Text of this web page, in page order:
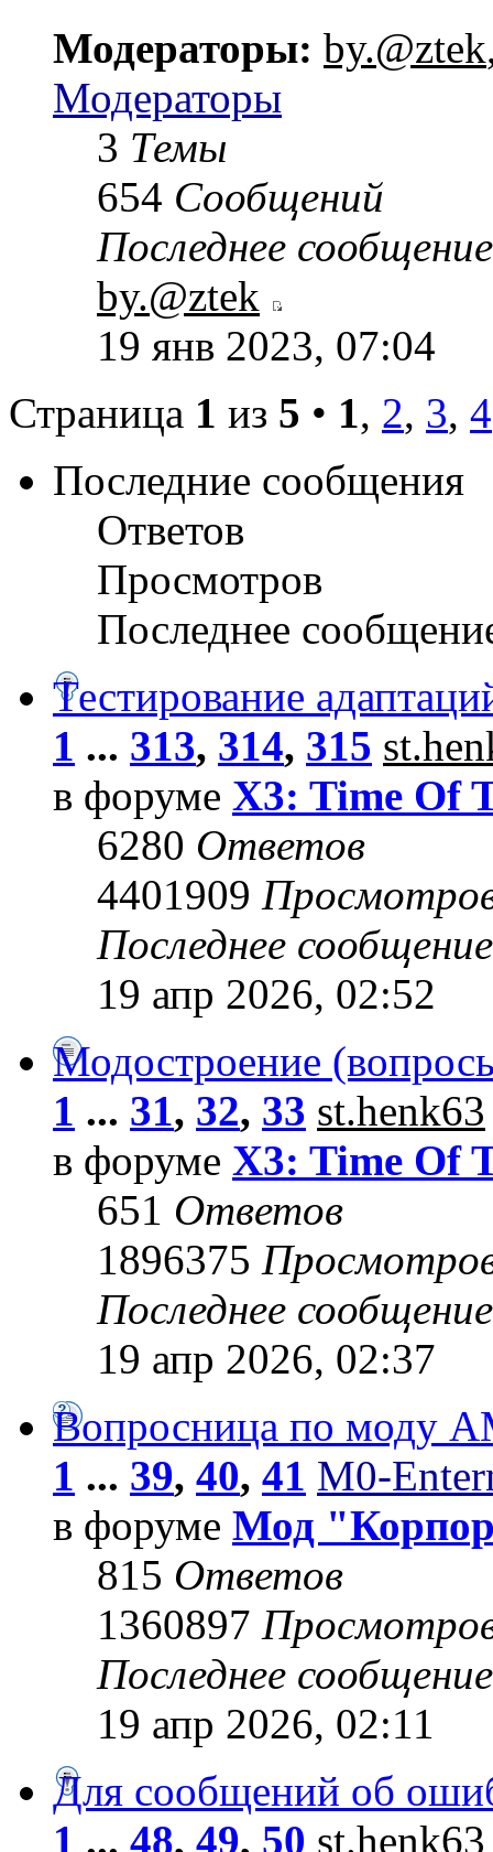
Модераторы: by.@ztek
Модераторы
3 Темы
654 Сообщений
Последнее сообщение
by.@ztek
19 янв 2023, 07:04
Страница 1 из 5 • 1, 2, 3, 4
Последние сообщения
Ответов
Просмотров
Последнее
Тестирование
1 ... 313, 314, 315
в форуме X3: Time Of
6280 Ответов
4401909
Последнее
19 апр 2026, 02:52
Модостроение
1 ... 31, 32, 33 st.henk63
в форуме X3: Time Of
651 Ответов
1896375
Последнее
19 апр 2026, 02:37
Вопросница по моду
1 ... 39, 40, 41 M0-
в форуме Мод
815 Ответов
1360897
Последнее
19 апр 2026, 02:11
Для сообщений об
1 ... 48, 49, 50 st.henk63